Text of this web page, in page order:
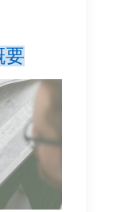
要